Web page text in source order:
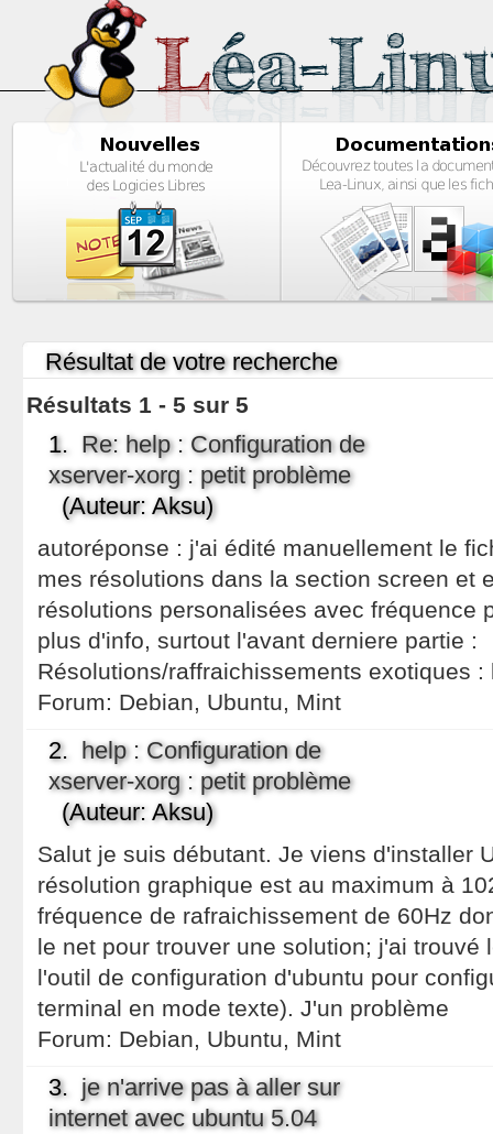
Résultat de votre recherche
Résultats 1 - 5 sur 5
1. Re: help : Configuration de
xserver-xorg : petit problème
(Auteur: Aksu)
autoréponse : j'ai édité manuellement le
mes résolutions dans la section screen et
résolutions personalisées avec fréquence
plus d'info, surtout l'avant derniere partie :
Résolutions/raffraichissements exotiques :
Forum: Debian, Ubuntu, Mint
2. help : Configuration de
xserver-xorg : petit problème
(Auteur: Aksu)
Salut je suis débutant. Je viens d'installer
résolution graphique est au maximum à
fréquence de rafraichissement de 60Hz
le net pour trouver une solution; j'ai trouvé
l'outil de configuration d'ubuntu pour
terminal en mode texte). J'un problème
Forum: Debian, Ubuntu, Mint
3. je n'arrive pas à aller sur
internet avec ubuntu 5.04